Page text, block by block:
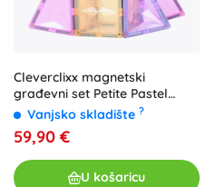
Cleverclixx magnetski
građevni set Petite Pastel
Pack (36 kom)
Vanjsko skladište ?
59,90 €
U košaricu